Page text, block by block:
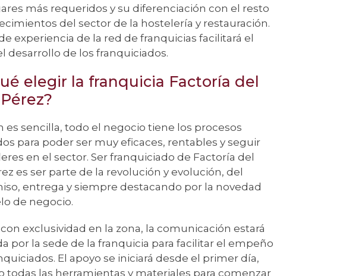
más requeridos y su diferenciación con el resto
del sector de la hostelería y restauración.
experiencia de la red de franquicias facilitará el
desarrollo de los franquiciados.
elegir la franquicia Factoría del
es sencilla, todo el negocio tiene los procesos
para poder ser muy eficaces, rentables y seguir
en el sector. Ser franquiciado de Factoría del
es ser parte de la revolución y evolución, del
entrega y siempre destacando por la novedad
de negocio.
exclusividad en la zona, la comunicación estará
por la sede de la franquicia para facilitar el empeño
El apoyo se iniciará desde el primer día,
todas las herramientas y materiales para comenzar